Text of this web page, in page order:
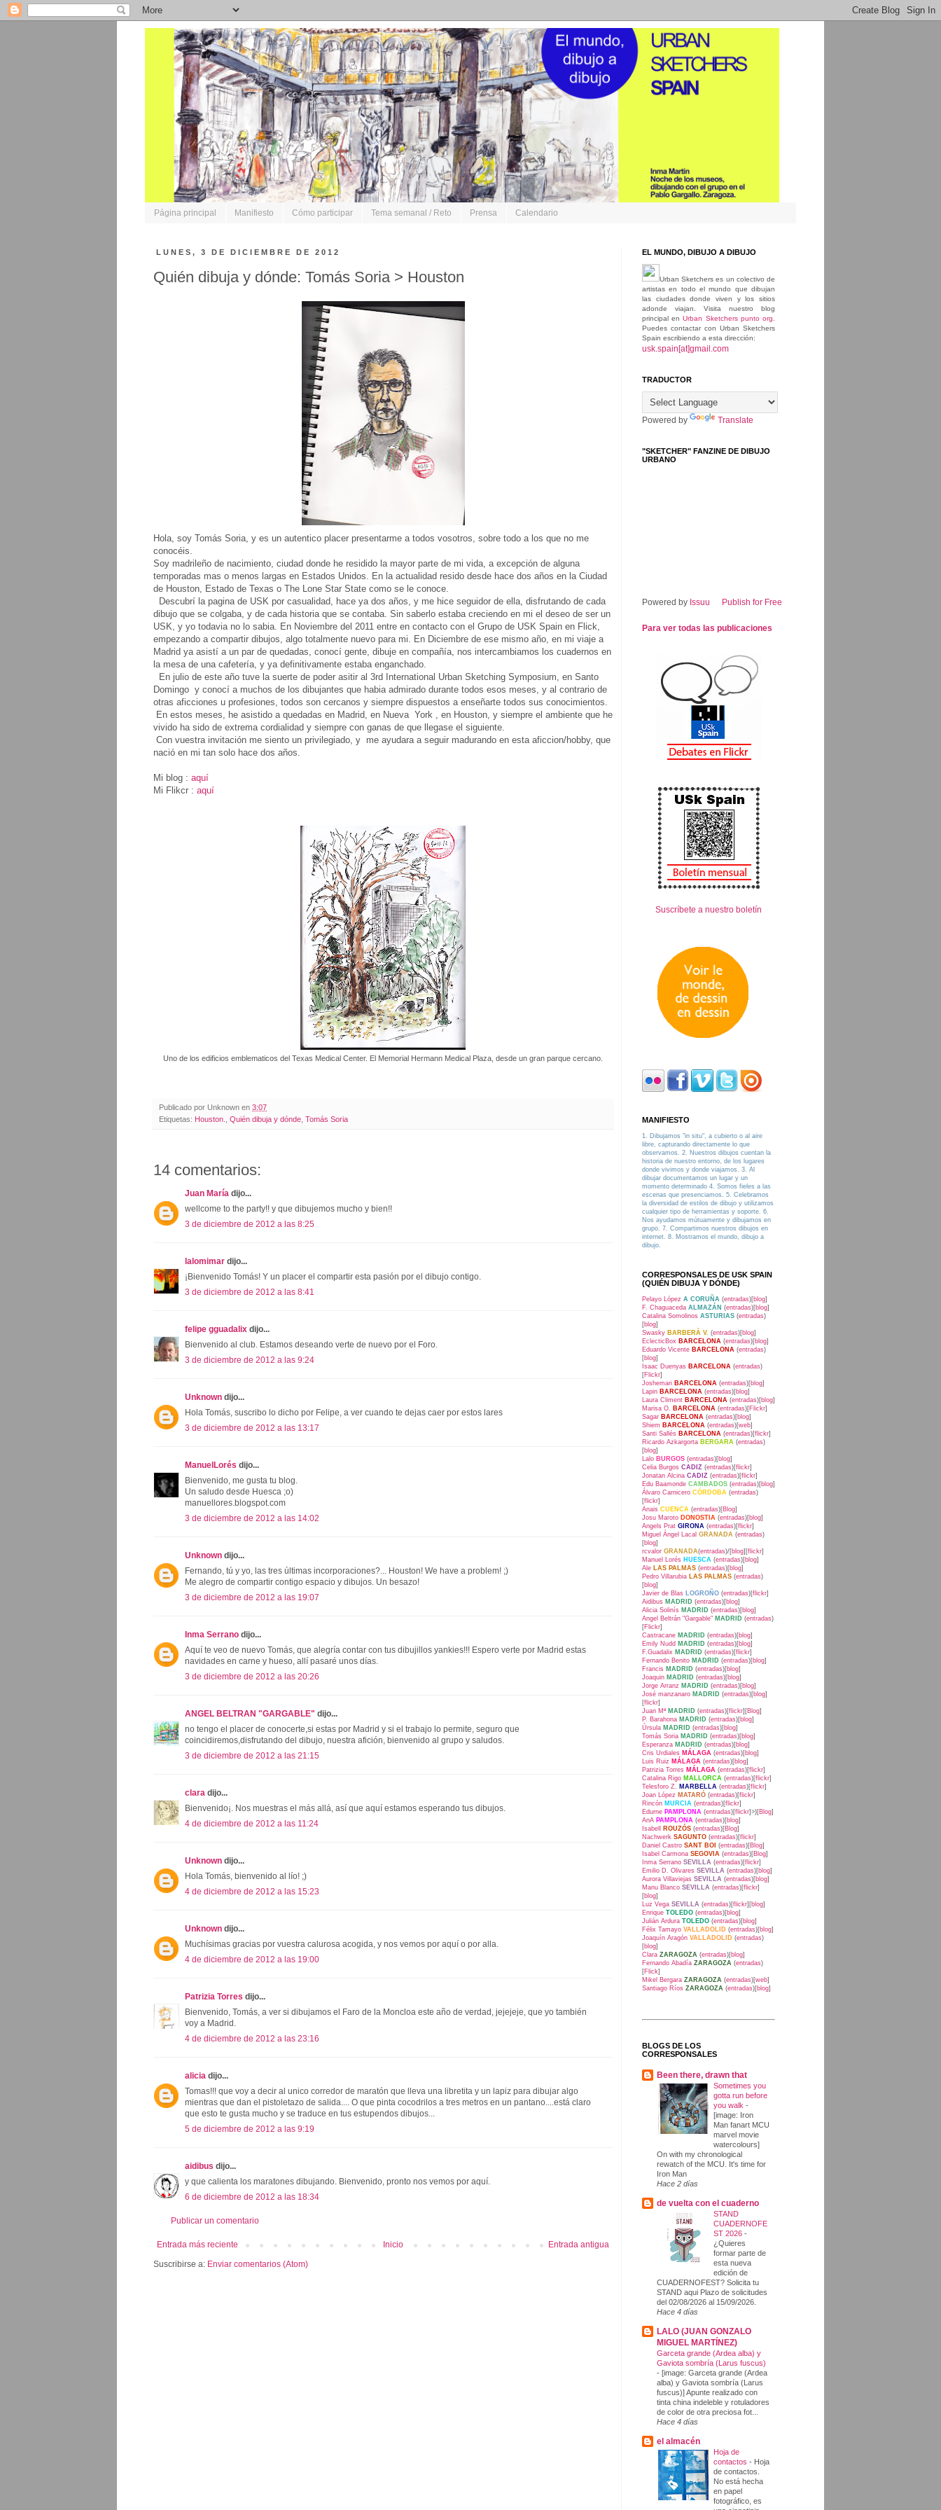
Página principal Manifiesto Cómo participar Tema semanal / Reto Prensa Calendario
LUNES, 3 DE DICIEMBRE DE 2012
Quién dibuja y dónde: Tomás Soria > Houston
Hola, soy Tomás Soria, y es un autentico placer presentarme a todos vosotros, sobre todo a los que no me
conocéis.
Soy madrileño de nacimiento, ciudad donde he residido la mayor parte de mi vida, a excepción de alguna
temporadas mas o menos largas en Estados Unidos. En la actualidad resido desde hace dos años en la Ciudad
de Houston, Estado de Texas o The Lone Star State como se le conoce.
Descubrí la pagina de USK por casualidad, hace ya dos años, y me hice seguidor de ella, disfrutando de cada
dibujo que se colgaba, y de cada historia que se contaba. Sin saberlo estaba creciendo en mi el deseo de ser un
USK, y yo todavia no lo sabia. En Noviembre del 2011 entre en contacto con el Grupo de USK Spain en Flick,
empezando a compartir dibujos, algo totalmente nuevo para mi. En Diciembre de ese mismo año, en mi viaje a
Madrid ya asistí a un par de quedadas, conocí gente, dibuje en compañía, nos intercambiamos los cuadernos en
la mesa de una cafetería, y ya definitivamente estaba enganchado.
En julio de este año tuve la suerte de poder asitir al 3rd International Urban Sketching Symposium, en Santo
Domingo y conocí a muchos de los dibujantes que habia admirado durante todos esos meses, y al contrario de
otras aficciones u profesiones, todos son cercanos y siempre dispuestos a enseñarte todos sus conocimientos.
En estos meses, he asistido a quedadas en Madrid, en Nueva York , en Houston, y siempre el ambiente que he
vivido ha sido de extrema cordialidad y siempre con ganas de que llegase el siguiente.
Con vuestra invitación me siento un privilegiado, y me ayudara a seguir madurando en esta aficcion/hobby, que
nació en mi tan solo hace dos años.
Mi blog : aquí
Mi Flikcr : aquí
Uno de los edificios emblematicos del Texas Medical Center. El Memorial Hermann Medical Plaza, desde un gran parque cercano.
Publicado por Unknown en 3:07
Etiquetas: Houston. Quién dibuja y dónde Tomás Soria
14 comentarios:
Juan María dijo...
wellcome to the party!! y que dibujemos mucho y bien!!
3 de diciembre de 2012 a las 8:25
lalomimar dijo...
¡Bienvenido Tomás! Y un placer el compartir esta pasión por el dibujo contigo.
3 de diciembre de 2012 a las 8:41
felipe gguadalix dijo...
Bienvenido al club. Estamos deseando verte de nuevo por el Foro.
3 de diciembre de 2012 a las 9:24
Unknown dijo...
Hola Tomás, suscribo lo dicho por Felipe, a ver cuando te dejas caer por estos lares
3 de diciembre de 2012 a las 13:17
ManuelLorés dijo...
Bienvenido, me gusta tu blog.
Un saludo desde Huesca ;o)
manuellores.blogspot.com
3 de diciembre de 2012 a las 14:02
Unknown dijo...
Fernando, tú y yo, las tres últimas incorporaciones?... Houston! We have a problem! ;)
Me alegro de compartir contigo espacio y dibujos. Un besazo!
3 de diciembre de 2012 a las 19:07
Inma Serrano dijo...
Aquí te veo de nuevo Tomás, que alegría contar con tus dibujillos yankies!!! Espero verte por Madrid estas
navidades en carne y hueso, allí pasaré unos días.
3 de diciembre de 2012 a las 20:26
ANGEL BELTRAN "GARGABLE" dijo...
no tengo el placer de conocerte,si estas por Madrid y si el trabajo lo permite, seguro que
coincidiremos,disfrutando del dibujo, nuestra afición, bienvenido al grupo y saludos.
3 de diciembre de 2012 a las 21:15
clara dijo...
Bienvenido¡. Nos muestras el más allá, así que aquí estamos esperando tus dibujos.
4 de diciembre de 2012 a las 11:24
Unknown dijo...
Hola Tomás, bienvenido al lío! ;)
4 de diciembre de 2012 a las 15:23
Unknown dijo...
Muchísimas gracias por vuestra calurosa acogida, y nos vemos por aquí o por alla.
4 de diciembre de 2012 a las 19:00
Patrizia Torres dijo...
Bienvenido, Tomás, a ver si dibujamos el Faro de la Moncloa este año de verdad, jejejeje, que yo también
voy a Madrid.
4 de diciembre de 2012 a las 23:16
alicia dijo...
Tomas!!! que voy a decir al unico corredor de maratón que lleva una libretita y un lapiz para dibujar algo
mientras que dan el pistoletazo de salida.... O que pinta cocodrilos a tres metros en un pantano....está claro
que esto te gusta mucho y se traduce en tus estupendos dibujos...
5 de diciembre de 2012 a las 9:19
aidibus dijo...
y que calienta los maratones dibujando. Bienvenido, pronto nos vemos por aquí.
6 de diciembre de 2012 a las 18:34
Publicar un comentario
Entrada más reciente Entrada antigua
Inicio
Suscribirse a: Enviar comentarios (Atom)
EL MUNDO, DIBUJO A DIBUJO
Urban Sketchers es un colectivo de
artistas en todo el mundo que dibujan
las ciudades donde viven y los sitios
adonde viajan. Visita nuestro blog
principal enUrban Sketchers punto org.
Puedes contactar con Urban Sketchers
Spain escribiendo a esta dirección:
usk.spain[at]gmail.com
TRADUCTOR
Powered by Translate
"SKETCHER" FANZINE DE DIBUJO
URBANO
Powered by Issuu Publish for Free
Para ver todas las publicaciones
Suscríbete a nuestro boletín
MANIFIESTO
1. Dibujamos "in situ", a cubierto o al aire
libre, capturando directamente lo que
observamos. 2. Nuestros dibujos cuentan la
historia de nuestro entorno, de los lugares
donde vivimos y donde viajamos. 3. Al
dibujar documentamos un lugar y un
momento determinado 4. Somos fieles a las
escenas que presenciamos. 5. Celebramos
la diversidad de estilos de dibujo y utilizamos
cualquier tipo de herramientas y soporte. 6.
Nos ayudamos mútuamente y dibujamos en
grupo. 7. Compartimos nuestros dibujos en
internet. 8. Mostramos el mundo, dibujo a
dibujo.
CORRESPONSALES DE USK SPAIN
(QUIÉN DIBUJA Y DÓNDE)
Pelayo López A CORUÑA (entradas)[blog]
F. Chaguaceda ALMAZÁN (entradas)[blog]
Catalina Somolinos ASTURIAS (entradas)
[blog]
Swasky BARBERÀ V. (entradas)[blog]
EclecticBox BARCELONA (entradas)[blog]
Eduardo Vicente BARCELONA (entradas)
[blog]
Isaac Duenyas BARCELONA (entradas)
[Flickr]
Joshemari BARCELONA (entradas)[blog]
Lapin BARCELONA (entradas)[blog]
Laura Climent BARCELONA (entradas)[blog]
Marisa O. BARCELONA (entradas)[Flickr]
Sagar BARCELONA (entradas)[blog]
Shiem BARCELONA (entradas)[web]
Santi Sallés BARCELONA (entradas)[flickr]
Ricardo Azkargorta BERGARA (entradas)
[blog]
Lalo BURGOS (entradas)[blog]
Celia Burgos CADIZ (entradas)[flickr]
Jonatan Alcina CADIZ (entradas)[flickr]
Edu Baamonde CAMBADOS (entradas)[blog]
Álvaro Carnicero CÓRDOBA (entradas)
[flickr]
Anais CUENCA (entradas)[Blog]
Josu Maroto DONOSTIA (entradas)[blog]
Angels Prat GIRONA (entradas)[flickr]
Miguel Ángel Lacal GRANADA (entradas)
[blog]
rcvalor GRANADA(entradas)/[blog][flickr]
Manuel Lorés HUESCA (entradas)[blog]
Ale LAS PALMAS (entradas)[blog]
Pedro Villarubia LAS PALMAS (entradas)
[blog]
Javier de Blas LOGROÑO (entradas)[flickr]
Aidibus MADRID (entradas)[blog]
Alicia Solinís MADRID (entradas)[blog]
Angel Beltrán "Gargable" MADRID (entradas)
[Flickr]
Castracane MADRID (entradas)[blog]
Emily Nudd MADRID (entradas)[blog]
F.Guadalix MADRID (entradas)[flickr]
Fernando Benito MADRID (entradas)[blog]
Francis MADRID (entradas)[blog]
Joaquin MADRID (entradas)[blog]
Jorge Arranz MADRID (entradas)[blog]
José manzanaro MADRID (entradas)[blog]
[flickr]
Juan Mª MADRID (entradas)[flickr][Blog]
P. Barahona MADRID (entradas)[blog]
Úrsula MADRID (entradas)[blog]
Tomás Soria MADRID (entradas)[blog]
Esperanza MADRID (entradas)[blog]
Cris Urdiales MÁLAGA (entradas)[blog]
Luis Ruiz MÁLAGA (entradas)[blog]
Patrizia Torres MÁLAGA (entradas)[flickr]
Catalina Rigo MALLORCA (entradas)[flickr]
Telesforo Z. MARBELLA (entradas)[flickr]
Joan López MATARÓ (entradas)[flickr]
Rincón MURCIA (entradas)[flickr]
Edurne PAMPLONA (entradas)[flickr]>)[Blog]
AnA PAMPLONA (entradas)[blog]
Isabell
ROUZÓS (entradas)[Blog]
Nachwerk SAGUNTO (entradas)[flickr]
Daniel Castro SANT BOI (entradas)[Blog]
Isabel Carmona SEGOVIA (entradas)[Blog]
Inma Serrano SEVILLA (entradas)[flickr]
Emilio D. Olivares SEVILLA (entradas)[blog]
Aurora Villaviejas SEVILLA (entradas)[blog]
Manu Blanco SEVILLA (entradas)[flickr]
[blog]
Luz Vega SEVILLA (entradas)[flickr][blog]
Enrique TOLEDO (entradas)[blog]
Julián Ardura TOLEDO (entradas)[blog]
Félix Tamayo VALLADOLID (entradas)[blog]
Joaquín Aragón VALLADOLID (entradas)
[blog]
Clara ZARAGOZA (entradas)[blog]
Fernando Abadía ZARAGOZA (entradas)
[Flick]
Mikel Bergara ZARAGOZA (entradas)[web]
Santiago Ríos ZARAGOZA (entradas)[blog]
BLOGS DE LOS
CORRESPONSALES
Been there, drawn that
Sometimes you
gotta run before
you walk -
[image: Iron
Man fanart MCU
marvel movie
watercolours]
On with my chronological
rewatch of the MCU. It's time for
Iron Man
Hace 2 días
de vuelta con el cuaderno
STAND
CUADERNOFE
ST 2026 -
¿Quieres
formar parte de
esta nueva
edición de
CUADERNOFEST? Solicita tu
STAND aqui Plazo de solicitudes
del 02/08/2026 al 15/09/2026.
Hace 4 días
LALO (JUAN GONZALO
MIGUEL MARTÍNEZ)
Garceta grande (Ardea alba) y
Gaviota sombría (Larus fuscus)
- [image: Garceta grande (Ardea
alba) y Gaviota sombría (Larus
fuscus)] Apunte realizado con
tinta china indeleble y rotuladores
de color de otra preciosa fot...
Hace 4 días
el almacén
Hoja de
contactos - Hoja
de contactos.
No está hecha
en papel
fotográfico, es